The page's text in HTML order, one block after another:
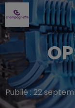
Publié : 22